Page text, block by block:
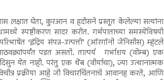
लक्षात घेता, कुरआन व हदीसने प्रस्तूत केलेल्या सत्यांना
स्पष्टीकरण सादर करीत. गर्भपाताच्या समस्येविषयी
‘इंद्रिय संपन्न-उत्पत्ती’ (ऑरगॉनो जेनिसीस) म्हंटले
पडत असतो. तात्पर्य गर्भाशय (वोम्ब) एक
येत नाही. परंतु एक थेंब (वीर्याचा), ज्या उत्थानात्मक
प्रक्रीया आहे जी विचारचिंतनाचे आवानह करते, आणि